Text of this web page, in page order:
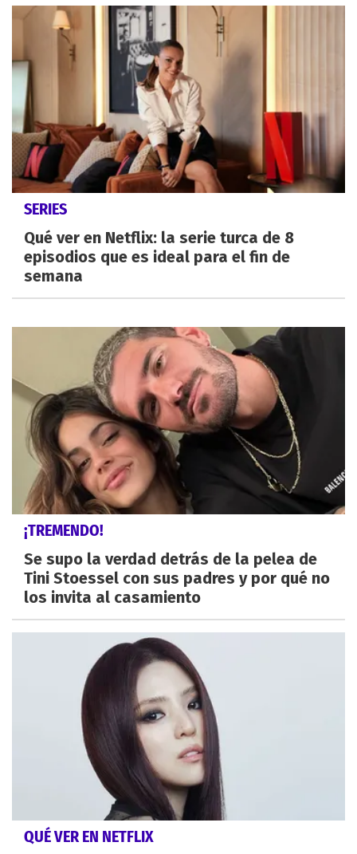
SERIES
Qué ver en Netflix: la serie turca de 8
episodios que es ideal para el fin de
semana
¡TREMENDO!
Se supo la verdad detrás de la pelea de
Tini Stoessel con sus padres y por qué no
los invita al casamiento
QUÉ VER EN NETFLIX